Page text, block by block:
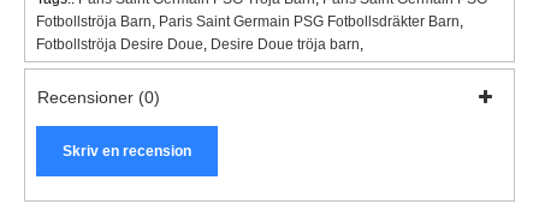
Fotbollströja Barn Paris Saint Germain PSG Fotbollsdräkter Barn
Fotbollströja Desire Doue Desire Doue tröja barn
Recensioner (0)
Skriv en recension